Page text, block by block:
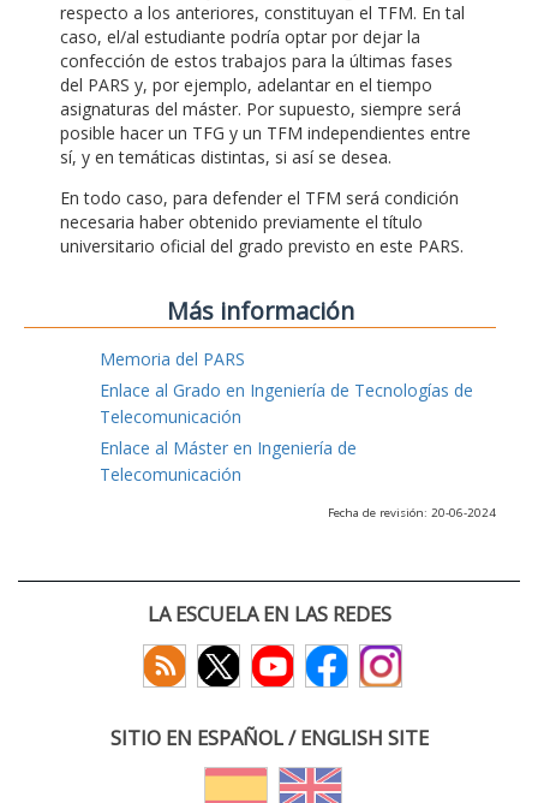
respecto a los anteriores, constituyan el TFM. En tal
caso, el/al estudiante podría optar por dejar la
confección de estos trabajos para la últimas fases
del PARS y, por ejemplo, adelantar en el tiempo
asignaturas del máster. Por supuesto, siempre será
posible hacer un TFG y un TFM independientes entre
sí, y en temáticas distintas, si así se desea.
En todo caso, para defender el TFM será condición
necesaria haber obtenido previamente el título
universitario oficial del grado previsto en este PARS.
Más información
Memoria del PARS
Enlace al Grado en Ingeniería de Tecnologías de
Telecomunicación
Enlace al Máster en Ingeniería de
Telecomunicación
Fecha de revisión: 20-06-2024
LA ESCUELA EN LAS REDES
SITIO EN ESPAÑOL / ENGLISH SITE